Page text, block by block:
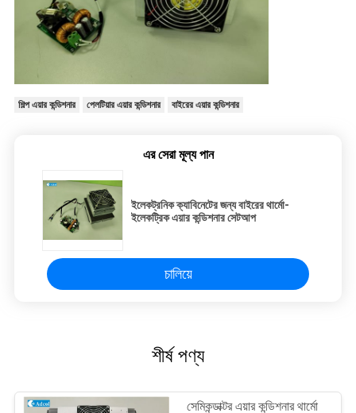
শিল্প এয়ার কন্ডিশনার পেলটিয়ার এয়ার কন্ডিশনার বাইরের এয়ার কন্ডিশনার
এর সেরা মূল্য পান
ইলেকট্রনিক ক্যাবিনেটের জন্য বাইরের থার্মো-
ইলেকট্রিক এয়ার কন্ডিশনার সেটআপ
চালিয়ে
শীর্ষ পণ্য
সেমিকন্ডাক্টর এয়ার কন্ডিশনার থার্মো